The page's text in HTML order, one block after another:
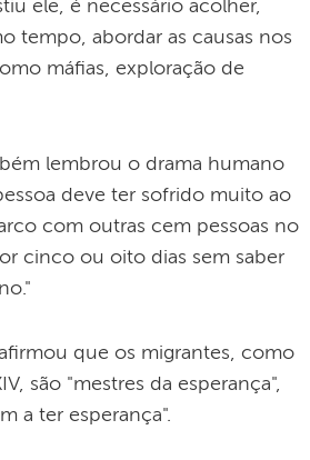
ele, é necessário acolher,
tempo, abordar as causas nos
máfias, exploração de
lembrou o drama humano
deve ter sofrido muito ao
com outras cem pessoas no
cinco ou oito dias sem saber
que os migrantes, como
são "mestres da esperança",
a ter esperança".